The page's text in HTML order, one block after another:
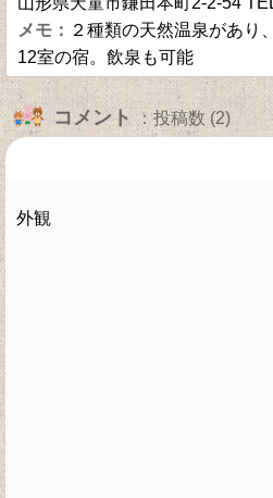
２種類の天然温泉があり
12室の宿。飲泉も可能
コメント ：投稿数 (2)
外観